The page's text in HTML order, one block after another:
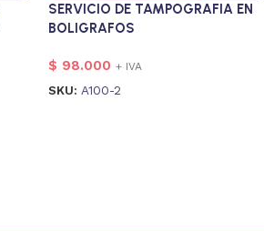
SERVICIO DE TAMPOGRAFIA EN
BOLIGRAFOS
$ 98.000 + IVA
SKU: A100-2